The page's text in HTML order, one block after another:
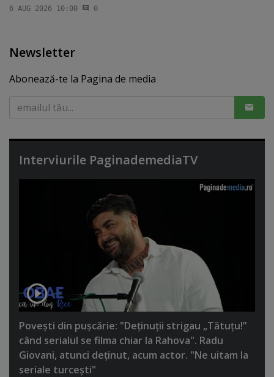
6 AUG 2026 10:00 0
Newsletter
Abonează-te la Pagina de media
Interviurile PaginademediaTV
Poveşti din puşcărie: "Deţinuţii strigau „Tătuţu!”
când serialul se filma chiar la Rahova". Radu
Giovani, atunci deţinut, acum actor. "Ne uitam la
seriale turceşti"